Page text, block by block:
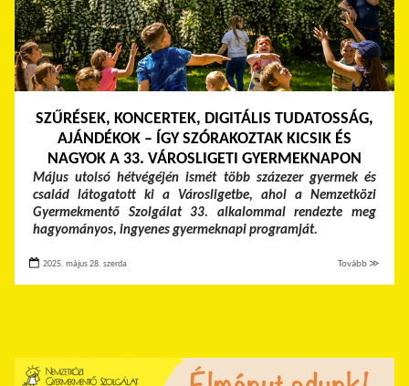
SZŰRÉSEK, KONCERTEK, DIGITÁLIS TUDATOSSÁG,
AJÁNDÉKOK – ÍGY SZÓRAKOZTAK KICSIK ÉS
NAGYOK A 33. VÁROSLIGETI GYERMEKNAPON
Május utolsó hétvégéjén ismét több százezer gyermek és
család látogatott ki a Városligetbe, ahol a Nemzetközi
Gyermekmentő Szolgálat 33. alkalommal rendezte meg
hagyományos, ingyenes gyermeknapi programját.
2025. május 28. szerda Tovább ≫